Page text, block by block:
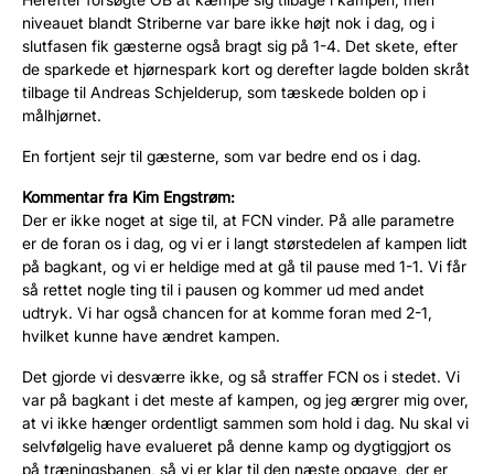
niveauet blandt Striberne var bare ikke højt nok i dag, og i
slutfasen fik gæsterne også bragt sig på 1-4. Det skete, efter
de sparkede et hjørnespark kort og derefter lagde bolden skråt
tilbage til Andreas Schjelderup, som tæskede bolden op i
målhjørnet.
En fortjent sejr til gæsterne, som var bedre end os i dag.
Kommentar fra Kim Engstrøm:
Der er ikke noget at sige til, at FCN vinder. På alle parametre
er de foran os i dag, og vi er i langt størstedelen af kampen lidt
på bagkant, og vi er heldige med at gå til pause med 1-1. Vi får
så rettet nogle ting til i pausen og kommer ud med andet
udtryk. Vi har også chancen for at komme foran med 2-1,
hvilket kunne have ændret kampen.
Det gjorde vi desværre ikke, og så straffer FCN os i stedet. Vi
var på bagkant i det meste af kampen, og jeg ærgrer mig over,
at vi ikke hænger ordentligt sammen som hold i dag. Nu skal vi
selvfølgelig have evalueret på denne kamp og dygtiggjort os
på træningsbanen, så vi er klar til den næste opgave, der er